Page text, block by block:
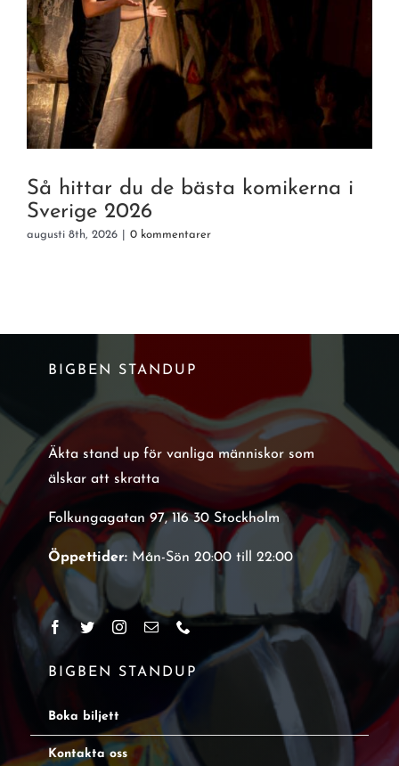
Så hittar du de bästa komikerna i
Sverige 2026
augusti 8th, 2026 0 kommentarer
BIGBEN STANDUP
Äkta stand up för vanliga människor som
älskar att skratta
Folkungagatan 97, 116 30 Stockholm
Öppettider:Mån-Sön 20:00 till 22:00
BIGBEN STANDUP
Boka biljett
Kontakta oss